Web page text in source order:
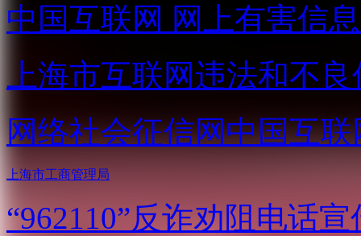
中国互联网 网上有害信
上海市互联网违法和不
网络社会征信网中国互
上海市工商管理局
“962110”反诈劝阻电话宣